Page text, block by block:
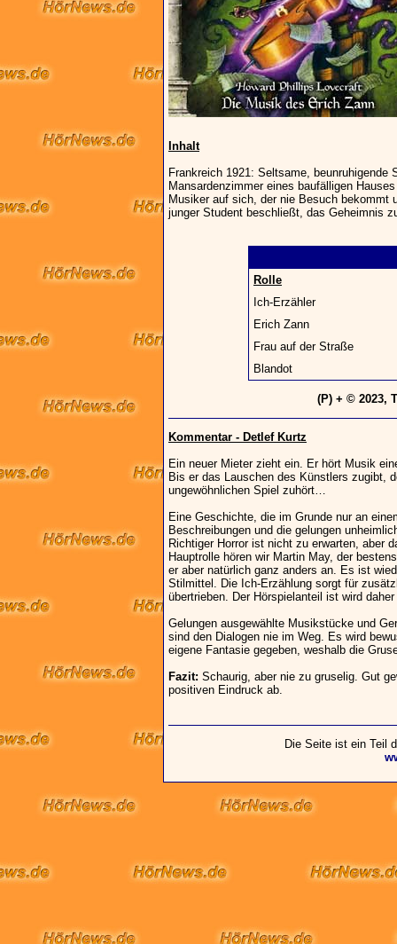
Inhalt
Frankreich 1921: Seltsame,
Mansardenzimmer eines baufälligen
Musiker auf sich, der nie Besuch bekommt
junger Student beschließt, das Geheimnis
Rolle
Ich-Erzähler
Erich Zann
Frau auf der Straße
Blandot
(P) + © 2023,
Kommentar - Detlef Kurtz
Ein neuer Mieter zieht ein. Er hört Musik
Bis er das Lauschen des Künstlers zugibt,
ungewöhnlichen Spiel zuhört…
Eine Geschichte, die im Grunde nur an
Beschreibungen und die gelungen
Richtiger Horror ist nicht zu erwarten, aber
Hauptrolle hören wir Martin May, der
er aber natürlich ganz anders an. Es ist
Stilmittel. Die Ich-Erzählung sorgt für
übertrieben. Der Hörspielanteil ist wird
Gelungen ausgewählte Musikstücke und
sind den Dialogen nie im Weg. Es wird
eigene Fantasie gegeben, weshalb die
Fazit: Schaurig, aber nie zu gruselig. Gut
positiven Eindruck ab.
Die Seite ist ein Teil